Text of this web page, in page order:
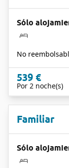
Sólo
No
539 €
Por 2 noche(s)
Familiar
Sólo